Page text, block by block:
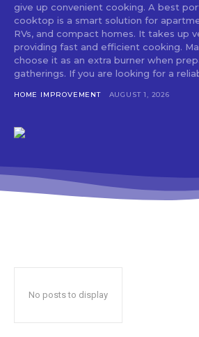
give up convenient cooking. A best
cooktop is a smart solution for
RVs, and compact homes. It takes up
providing fast and efficient cooking.
choose it as an extra burner when
gatherings. If you are looking for a
HOME IMPROVEMENT AUGUST 1, 2026
No posts to display